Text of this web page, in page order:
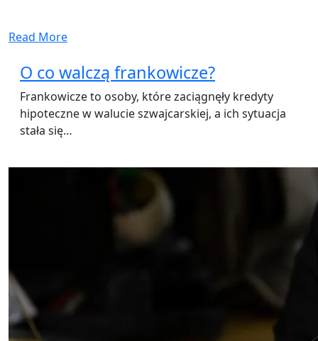
Read More
O co walczą frankowicze?
Frankowicze to osoby, które zaciągnęły kredyty
hipoteczne w walucie szwajcarskiej, a ich sytuacja
stała się…